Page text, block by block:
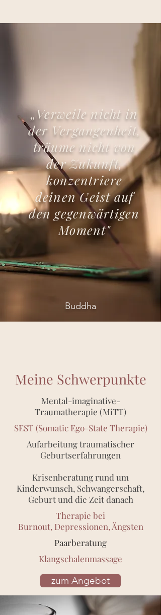
„Verweile nicht in
der Vergangenheit,
träume nicht von
der Zukunft,
konzentriere
deinen Geist auf
den gegenwärtigen
Moment"
Buddha
Meine Schwerpunkte
Mental-imaginative-
Traumatherapie (MiTT)
SEST (Somatic Ego-State Therapie)
Aufarbeitung traumatischer
Geburtserfahrungen
Krisenberatung rund um
Kinderwunsch, Schwangerschaft,
Geburt und die Zeit danach
Therapie bei
Burnout, Depressionen, Ängsten
Paarberatung
Klangschalenmassage
zum Angebot